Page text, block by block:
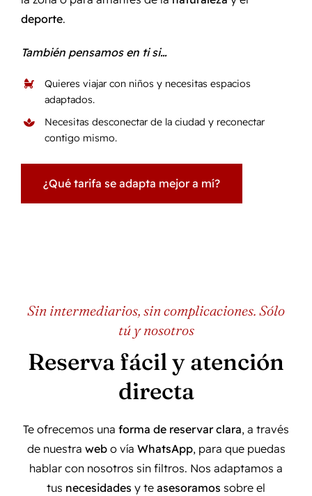
deporte.
También pensamos en ti si…
Quieres viajar con niños y necesitas espacios
adaptados.
Necesitas desconectar de la ciudad y reconectar
contigo mismo.
¿Qué tarifa se adapta mejor a mí?
Sin intermediarios, sin complicaciones. Sólo
tú y nosotros
Reserva fácil y atención
directa
Te ofrecemos una forma de reservar clara, a través
de nuestra web o vía WhatsApp, para que puedas
hablar con nosotros sin filtros. Nos adaptamos a
tus necesidades y te asesoramos sobre el